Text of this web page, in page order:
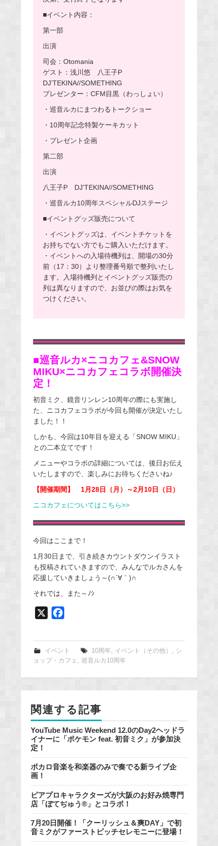
■イベント内容：
第一部
出演
司会：Otomania
ゲスト：浅川悠 八王子P
DJ’TEKINA//SOMETHING
プレゼンター：CFM目黒（わっしょい）
・巡音ルカにまつわるトークショー
・10周年記念特製ケーキカット
・プレゼント企画
第二部
出演
八王子P DJ’TEKINA//SOMETHING
・巡音ルカ10周年スペシャルDJステージ
■イベントグッズ販売について
・イベントグッズは、イベントチケットを
お持ちでない方でもご購入いただけます。
・イベントへの入場待機列は、開場の30分
前（17：30）より整理番号順で整列いたし
ます。入場待機列とイベントグッズ販売の
列は異なりますので、お並びの際はお気を
つけください。
■巡音ルカ×ニコカフェ&SNOW
MIKU×ニコカフェコラボ開催決
定！
初音ミク、鏡音リンレン10周年の際にも実施し
た、ニコカフェコラボが今回も開催が決定いたし
ました！！
しかも、今回は10年目を迎える「SNOW MIKU」
との二本立てです！
メニューやコラボの詳細については、後日お伝え
いたしますので、楽しみにお待ちくださいね♪
【開催期間】 1月28日（月）～2月10日（日）
ニコカフェについてはこちら>>
今回はここまで！
1月30日まで、引き続きカウントダウンイラスト
も投稿されていきますので、みんなでルカさんを
応援していきましょう～(∩´∀｀)∩
それでは、また～ﾉｼ
e
b
o
o
イベント 10周年, イベント（その他）
シ
ョップ・カフェ
巡音ルカ10周年
関連する記事
YouTube Music Weekend 12.0のDay2ヘッドラ
イナーに「ポケモン feat. 初音ミク」が参加決
定！
ボカロ音楽を和楽器のみで奏でる新ライブ企
画！
ピアプロキャラクターズが大阪のお好み焼専門
店「ぼてぢゅう®」とコラボ！
7月20日開催！「クーリッシュ＆爽DAY」で初
音ミクがファーストピッチセレモニーに登場！